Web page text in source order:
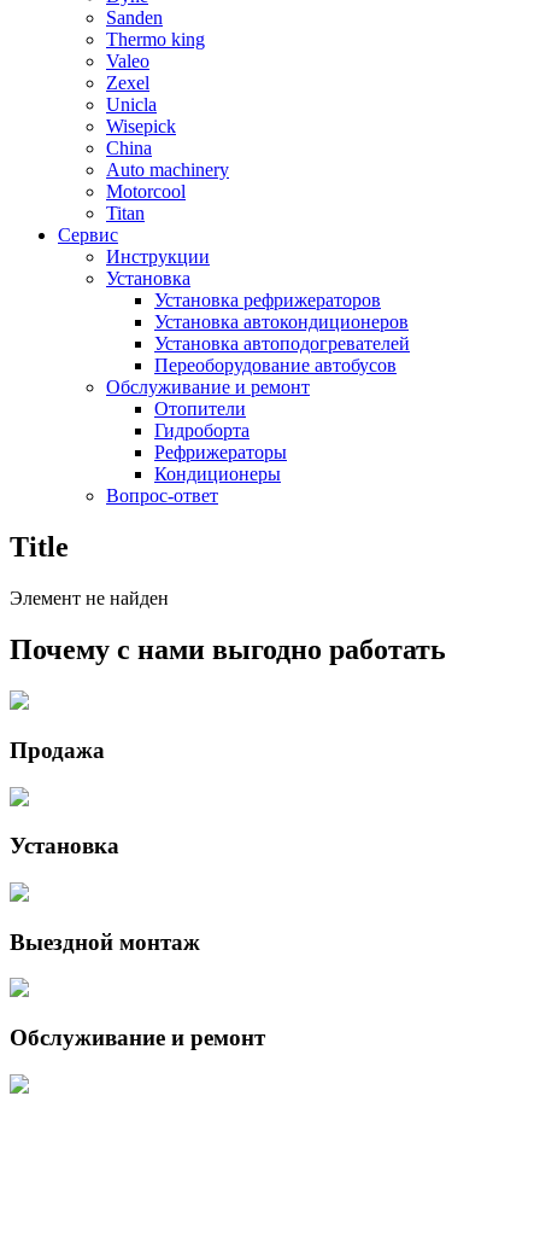
Sanden
Thermo king
Valeo
Zexel
Unicla
Wisepick
China
Auto machinery
Motorcool
Titan
Сервис
Инструкции
Установка
Установка рефрижераторов
Установка автокондиционеров
Установка автоподогревателей
Переоборудование автобусов
Обслуживание и ремонт
Отопители
Гидроборта
Рефрижераторы
Кондиционеры
Вопрос-ответ
Title
Элемент не найден
Почему с нами выгодно работать
Продажа
Установка
Выездной монтаж
Обслуживание и ремонт